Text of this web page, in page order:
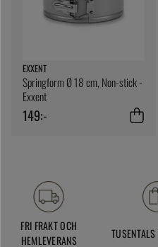
EXXENT
Springform Ø 18 cm, Non-stick -
Exxent
149:-
FRI FRAKT OCH
HEMLEVERANS